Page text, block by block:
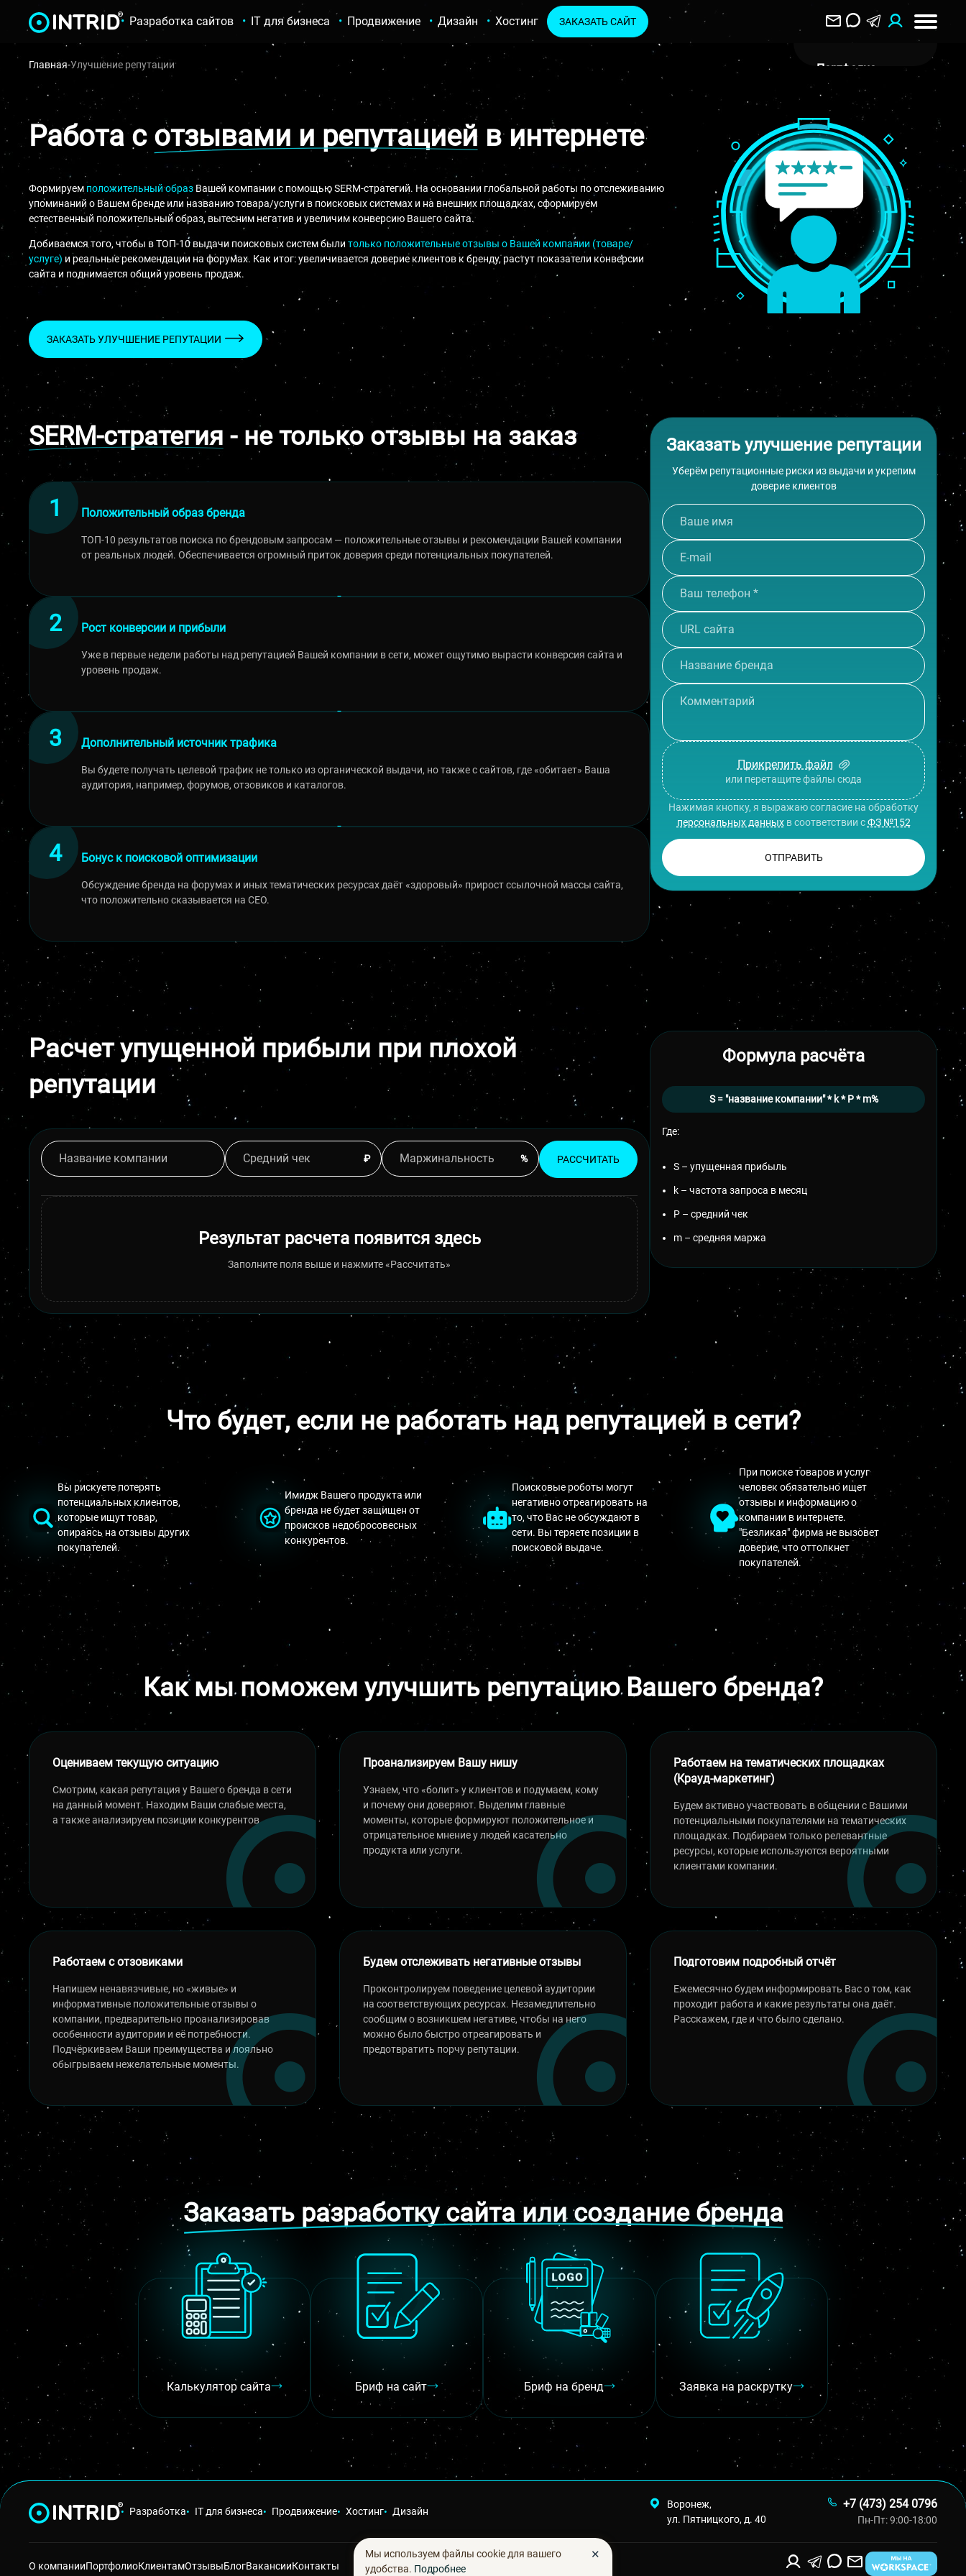
Разработка сайтов IT для бизнеса Продвижение Дизайн Хостинг ЗАКАЗАТЬ САЙТ
Портфолио
О Компании
Клиентам
Отзывы
Блог
Вакансии
Контакты
Воронеж
ул. Пятницкого 40
ЗАКАЗАТЬ САЙТ
Главная-Улучшение репутации
Работа с отзывами и репутацией в интернете
Формируем положительный образ Вашей компании с помощью SERM-стратегий. На основании глобальной работы по отслеживанию
упоминаний о Вашем бренде или названию товара/услуги в поисковых системах и на внешних площадках, сформируем
естественный положительный образ, вытесним негатив и увеличим конверсию Вашего сайта.
Добиваемся того, чтобы в ТОП-10 выдачи поисковых систем были только положительные отзывы о Вашей компании (товаре/
услуге) и реальные рекомендации на форумах. Как итог: увеличивается доверие клиентов к бренду, растут показатели конверсии
сайта и поднимается общий уровень продаж.
ЗАКАЗАТЬ УЛУЧШЕНИЕ РЕПУТАЦИИ
SERM-стратегия - не только отзывы на заказ
Положительный образ бренда
ТОП-10 результатов поиска по брендовым запросам — положительные отзывы и рекомендации Вашей компании
от реальных людей. Обеспечивается огромный приток доверия среди потенциальных покупателей.
Рост конверсии и прибыли
Уже в первые недели работы над репутацией Вашей компании в сети, может ощутимо вырасти конверсия сайта и
уровень продаж.
Дополнительный источник трафика
Вы будете получать целевой трафик не только из органической выдачи, но также с сайтов, где «обитает» Ваша
аудитория, например, форумов, отзовиков и каталогов.
Бонус к поисковой оптимизации
Обсуждение бренда на форумах и иных тематических ресурсах даёт «здоровый» прирост ссылочной массы сайта,
что положительно сказывается на СЕО.
Заказать улучшение репутации
Уберём репутационные риски из выдачи и укрепим
доверие клиентов
Прикрепить файл
или перетащите файлы сюда
Нажимая кнопку, я выражаю согласие на обработку
персональных данныхв соответствии сФЗ №152
ОТПРАВИТЬ
Расчет упущенной прибыли при плохой
репутации
РАССЧИТАТЬ
Результат расчета появится здесь
Заполните поля выше и нажмите «Рассчитать»
Формула расчёта
S = "название компании" * k * P * m%
Где:
S – упущенная прибыль
k – частота запроса в месяц
P – средний чек
m – средняя маржа
Что будет, если не работать над репутацией в сети?
Вы рискуете потерять
потенциальных клиентов,
которые ищут товар,
опираясь на отзывы других
покупателей.
Имидж Вашего продукта или
бренда не будет защищен от
происков недобросовесных
конкурентов.
Поисковые роботы могут
негативно отреагировать на
то, что Вас не обсуждают в
сети. Вы теряете позиции в
поисковой выдаче.
При поиске товаров и услуг
человек обязательно ищет
отзывы и информацию о
компании в интернете.
"Безликая" фирма не вызовет
доверие, что оттолкнет
покупателей.
Как мы поможем улучшить репутацию Вашего бренда?
Оцениваем текущую ситуацию
Смотрим, какая репутация у Вашего бренда в сети
на данный момент. Находим Ваши слабые места,
а также анализируем позиции конкурентов
Проанализируем Вашу нишу
Узнаем, что «болит» у клиентов и подумаем, кому
и почему они доверяют. Выделим главные
моменты, которые формируют положительное и
отрицательное мнение у людей касательно
продукта или услуги.
Работаем на тематических площадках
(Крауд-маркетинг)
Будем активно участвовать в общении с Вашими
потенциальными покупателями на тематических
площадках. Подбираем только релевантные
ресурсы, которые используются вероятными
клиентами компании.
Работаем с отзовиками
Напишем ненавязчивые, но «живые» и
информативные положительные отзывы о
компании, предварительно проанализировав
особенности аудитории и её потребности.
Подчёркиваем Ваши преимущества и лояльно
обыгрываем нежелательные моменты.
Будем отслеживать негативные отзывы
Проконтролируем поведение целевой аудитории
на соответствующих ресурсах. Незамедлительно
сообщим о возникшем негативе, чтобы на него
можно было быстро отреагировать и
предотвратить порчу репутации.
Подготовим подробный отчёт
Ежемесячно будем информировать Вас о том, как
проходит работа и какие результаты она даёт.
Расскажем, где и что было сделано.
Заказать разработку сайта или создание бренда
Калькулятор сайта Бриф на сайт Бриф на бренд Заявка на раскрутку
Разработка IT для бизнеса Продвижение Хостинг Дизайн
Воронеж,
ул. Пятницкого, д. 40
+7 (473) 254 0796
Пн-Пт: 9:00-18:00
О компанииПортфолиоКлиентамОтзывыБлогВакансииКонтакты
Мы используем файлы cookie для вашего
удобства. Подробнее
✕